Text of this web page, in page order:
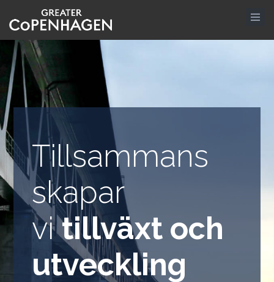
till
huvudinnehåll
Tillsammans
skapar
vitillväxt och
utveckling